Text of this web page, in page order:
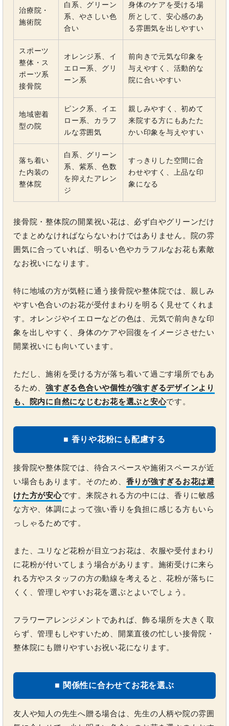
治療院・
施術院
白系、グリーン
系、やさしい色
合い
身体のケアを受ける場
所として、安心感のあ
る雰囲気を出しやすい
スポーツ
整体・ス
ポーツ系
接骨院
オレンジ系、イ
エロー系、グリ
ーン系
前向きで元気な印象を
与えやすく、活動的な
院に合いやすい
地域密着
型の院
ピンク系、イエ
ロー系、カラフ
ルな雰囲気
親しみやすく、初めて
来院する方にもあたた
かい印象を与えやすい
落ち着い
た内装の
整体院
白系、グリーン
系、紫系、色数
を抑えたアレン
ジ
すっきりした空間に合
わせやすく、上品な印
象になる
接骨院・整体院の開業祝い花は、必ず白やグリーンだけ
でまとめなければならないわけではありません。院の雰
囲気に合っていれば、明るい色やカラフルなお花も素敵
なお祝いになります。
特に地域の方が気軽に通う接骨院や整体院では、親しみ
やすい色合いのお花が受付まわりを明るく見せてくれま
す。オレンジやイエローなどの色は、元気で前向きな印
象を出しやすく、身体のケアや回復をイメージさせたい
開業祝いにも向いています。
ただし、施術を受ける方が落ち着いて過ごす場所でもあ
るため、 強すぎる色合いや個性が強すぎるデザインより
も、院内に自然になじむお花を選ぶと安心です。
■ 香りや花粉にも配慮する
接骨院や整体院では、待合スペースや施術スペースが近
い場合もあります。そのため、 香りが強すぎるお花は避
けた方が安心です。来院される方の中には、香りに敏感
な方や、体調によって強い香りを負担に感じる方もいら
っしゃるためです。
また、ユリなど花粉が目立つお花は、衣服や受付まわり
に花粉が付いてしまう場合があります。施術受けに来ら
れる方やスタッフの方の動線を考えると、花粉が落ちに
くく、管理しやすいお花を選ぶとよいでしょう。
フラワーアレンジメントであれば、飾る場所を大きく取
らず、管理もしやすいため、開業直後の忙しい接骨院・
整体院にも贈りやすいお祝い花になります。
■ 関係性に合わせてお花を選ぶ
友人や知人の先生へ贈る場合は、先生の人柄や院の雰囲